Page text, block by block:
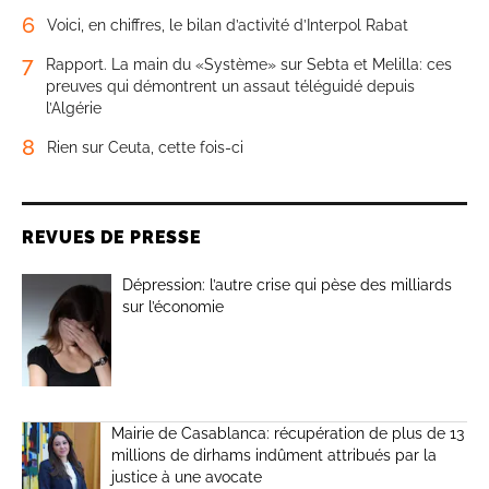
6 Voici, en chiffres, le bilan d’activité d’Interpol Rabat
7
Rapport. La main du «Système» sur Sebta et Melilla: ces
preuves qui démontrent un assaut téléguidé depuis
l’Algérie
8 Rien sur Ceuta, cette fois-ci
REVUES DE PRESSE
Dépression: l’autre crise qui pèse des milliards
sur l’économie
Mairie de Casablanca: récupération de plus de 13
millions de dirhams indûment attribués par la
justice à une avocate